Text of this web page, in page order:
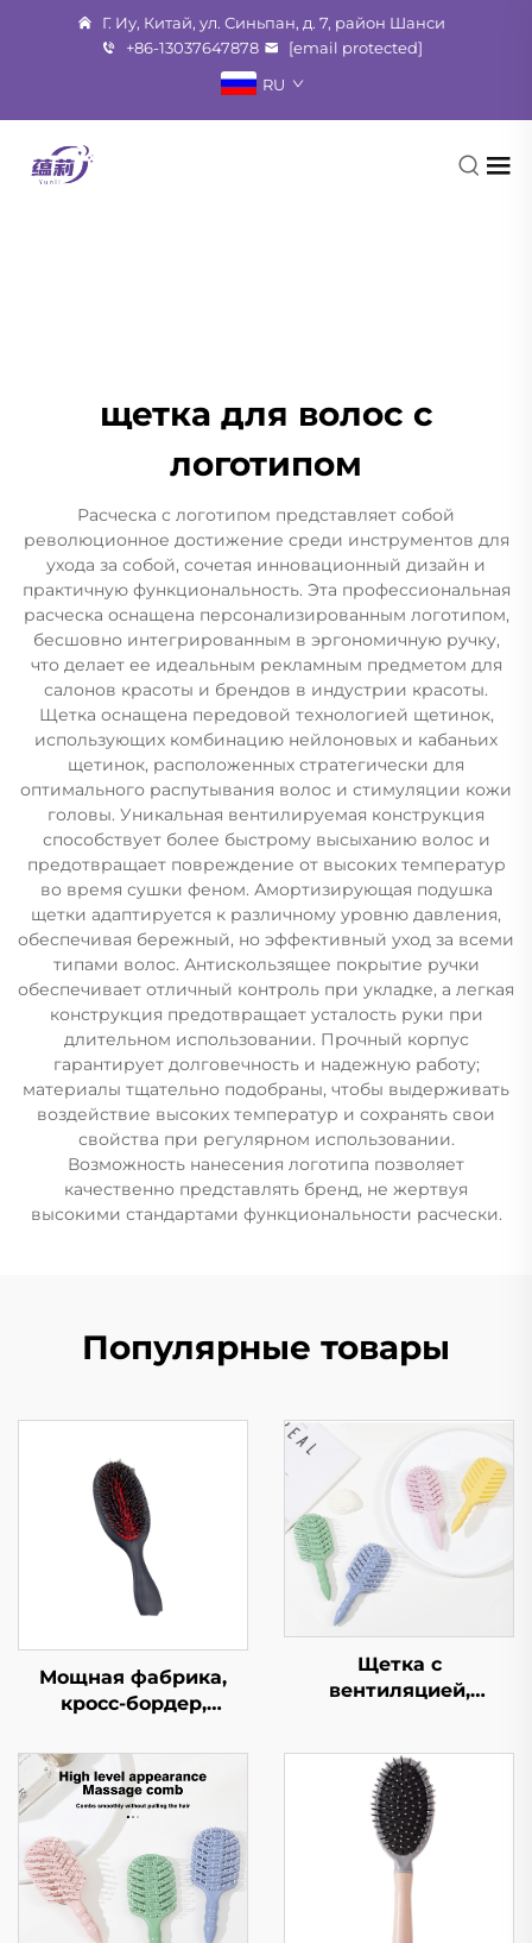
Г. Иу, Китай, ул. Синьпан, д. 7, район Шанси
+86-13037647878
[email protected]
RU
щетка для волос с
логотипом
Расческа с логотипом представляет собой
революционное достижение среди инструментов для
ухода за собой, сочетая инновационный дизайн и
практичную функциональность. Эта профессиональная
расческа оснащена персонализированным логотипом,
бесшовно интегрированным в эргономичную ручку,
что делает ее идеальным рекламным предметом для
салонов красоты и брендов в индустрии красоты.
Щетка оснащена передовой технологией щетинок,
использующих комбинацию нейлоновых и кабаньих
щетинок, расположенных стратегически для
оптимального распутывания волос и стимуляции кожи
головы. Уникальная вентилируемая конструкция
способствует более быстрому высыханию волос и
предотвращает повреждение от высоких температур
во время сушки феном. Амортизирующая подушка
щетки адаптируется к различному уровню давления,
обеспечивая бережный, но эффективный уход за всеми
типами волос. Антискользящее покрытие ручки
обеспечивает отличный контроль при укладке, а легкая
конструкция предотвращает усталость руки при
длительном использовании. Прочный корпус
гарантирует долговечность и надежную работу;
материалы тщательно подобраны, чтобы выдерживать
воздействие высоких температур и сохранять свои
свойства при регулярном использовании.
Возможность нанесения логотипа позволяет
качественно представлять бренд, не жертвуя
высокими стандартами функциональности расчески.
Популярные товары
Мощная фабрика,
кросс-бордер,
красная кожа,
массаж бороды,
предотвращение
спутывания, мягкая и
гладкая расческа
Щетка с
вентиляцией,
головы, изделия для
волос, не
запутывающиеся,
легкие,
антистатические